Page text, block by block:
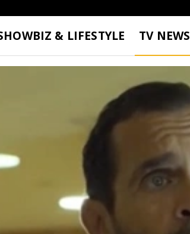
& LIFESTYLE TV NEWS